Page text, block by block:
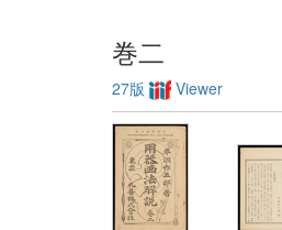
巻二
27版 Viewer